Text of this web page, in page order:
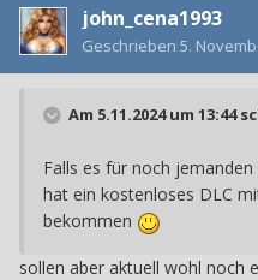
john_cena1993
Geschrieben 5.
Am 5.11.2024 um 13:44
Falls es für noch
hat ein kostenloses DLC
bekommen
sollen aber aktuell wohl noch